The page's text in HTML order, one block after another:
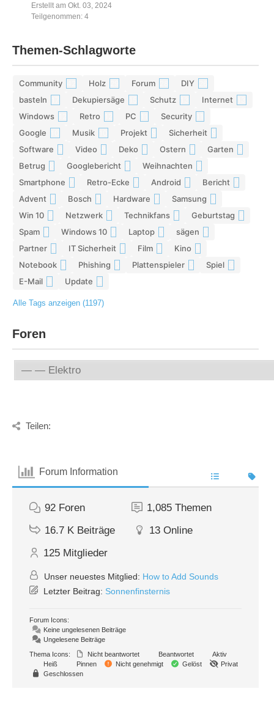
Erstellt am Okt. 03, 2024
Teilgenommen: 4
Themen-Schlagworte
Community Holz Forum DIY
basteln Dekupiersäge Schutz Internet
Windows Retro PC Security
Google Musik Projekt Sicherheit
Software Video Deko Ostern Garten
Betrug Googlebericht Weihnachten
Smartphone Retro-Ecke Android Bericht
Advent Bosch Hardware Samsung
Win 10 Netzwerk Technikfans Geburtstag
Spam Windows 10 Laptop sägen
Partner IT Sicherheit Film Kino
Notebook Phishing Plattenspieler Spiel
E-Mail Update
Alle Tags anzeigen (1197)
Foren
Teilen:
Forum Information
92 Foren 1,085 Themen
16.7 K Beiträge 13 Online
125 Mitglieder
Unser neuestes Mitglied: How to Add Sounds
Letzter Beitrag: Sonnenfinsternis
Forum Icons:
Keine ungelesenen Beiträge
Ungelesene Beiträge
Thema Icons:
Nicht beantwortet Beantwortet
Aktiv
Heiß
Pinnen Nicht genehmigt Gelöst
Privat
Geschlossen